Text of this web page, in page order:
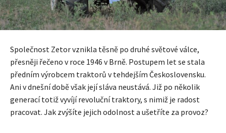
Společnost Zetor vznikla těsně po druhé světové válce,
přesněji řečeno v roce 1946 v Brně. Postupem let se stala
předním výrobcem traktorů v tehdejším Československu.
Ani v dnešní době však její sláva neustává. Již po několik
generací totiž vyvíjí revoluční traktory, s nimiž je radost
pracovat. Jak zvýšíte jejich odolnost a ušetříte za provoz?